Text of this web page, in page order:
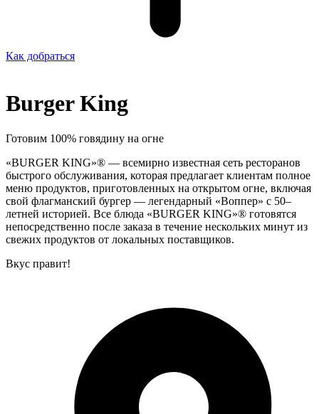
Как добраться
Burger King
Готовим 100% говядину на огне
«BURGER KING»® — всемирно известная сеть ресторанов
быстрого обслуживания, которая предлагает клиентам полное
меню продуктов, приготовленных на открытом огне, включая
свой флагманский бургер — легендарный «Воппер» с 50–
летней историей. Все блюда «BURGER KING»® готовятся
непосредственно после заказа в течение нескольких минут из
свежих продуктов от локальных поставщиков.
Вкус правит!